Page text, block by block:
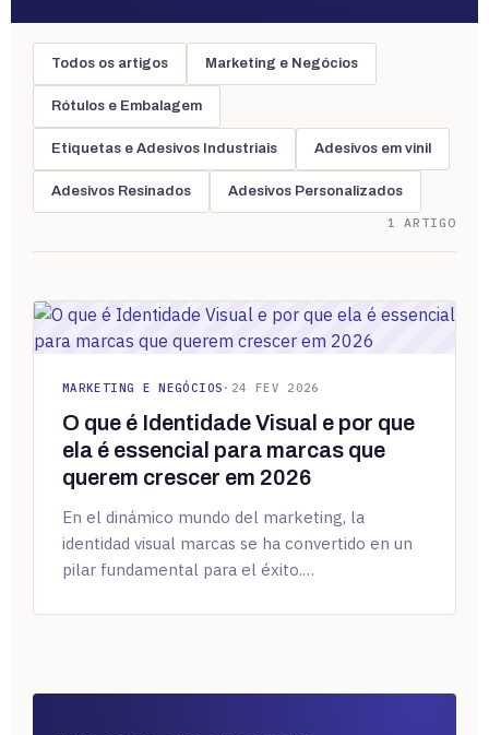
Todos os artigos Marketing e Negócios
Rótulos e Embalagem
Etiquetas e Adesivos Industriais Adesivos em vinil
Adesivos Resinados Adesivos Personalizados
1 ARTIGO
MARKETING E NEGÓCIOS · 24 FEV 2026
O que é Identidade Visual e por que
ela é essencial para marcas que
querem crescer em 2026
En el dinámico mundo del marketing, la
identidad visual marcas se ha convertido en un
pilar fundamental para el éxito.…